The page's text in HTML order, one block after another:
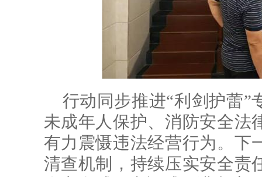
行动同步推进“利剑护蕾”
未成年人保护、消防安全法
有力震慑违法经营行为。下
清查机制，持续压实安全责